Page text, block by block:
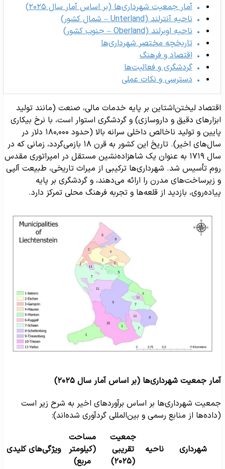
آمار جمعیت شهرداری‌ها (بر اساس آمار سال ۲۰۲۵)
ناحیه آنترلند (Unterland – شمال کشور)
ناحیه اوبرلند (Oberland – جنوب کشور)
تاریخچه مختصر شهرداری‌ها
اقتصاد و فرهنگ
گردشگری و فعالیت‌ها
دسترسی و نکات عملی
لیختن‌اشتاین بر پایه خدمات مالی، صنعت (مانند تولید
دقیق و داروسازی) و گردشگری استوار است، با نرخ بیکاری
پایین و تولید ناخالص داخلی سرانه بالا (حدود ۱۸۰,۰۰۰ دلار در
سال‌های اخیر). تاریخ این کشور به قرن ۱۸ بازمی‌گردد، زمانی که در
سال ۱۷۱۹ به عنوان یک شاهزاده‌نشین مستقل در امپراتوری مقدس
تأسیس شد. شهرداری‌ها ترکیبی از میراث تاریخی، طبیعت آلپی
زیرساخت‌های مدرن را ارائه می‌دهند، و گردشگری بر پایه
بازدید از قلعه‌ها و تجربه فرهنگ محلی تمرکز دارد.
جمعیت شهرداری‌ها (بر اساس آمار سال ۲۰۲۵)
شهرداری‌ها بر اساس برآوردهای اخیر به شرح زیر است
از منابع رسمی و بین‌المللی گردآوری شده‌اند):
شهرداری ناحیه
جمعیت
تقریبی
مساحت
(کیلومتر
مربع)
ویژگی‌های کلیدی